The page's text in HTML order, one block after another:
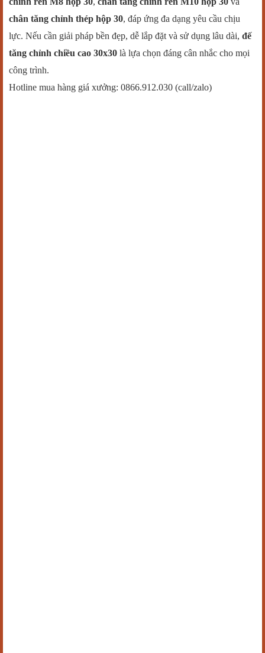
chân tăng chỉnh thép hộp 30, đáp ứng đa dạng yêu cầu chịu
lực. Nếu cần giải pháp bền đẹp, dễ lắp đặt và sử dụng lâu dài, đế
tăng chỉnh chiều cao 30x30 là lựa chọn đáng cân nhắc cho mọi
công trình.
Hotline mua hàng giá xưởng: 0866.912.030 (call/zalo)